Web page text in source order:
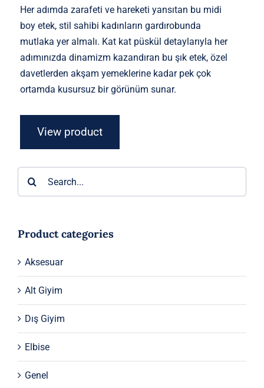
3.900 ₺.
fiyat:
Her adımda zarafeti ve hareketi yansıtan bu midi
boy etek, stil sahibi kadınların gardırobunda
mutlaka yer almalı. Kat kat püskül detaylarıyla her
adımınızda dinamizm kazandıran bu şık etek, özel
davetlerden akşam yemeklerine kadar pek çok
ortamda kusursuz bir görünüm sunar.
View product
Product categories
Aksesuar
Alt Giyim
Dış Giyim
Elbise
Genel